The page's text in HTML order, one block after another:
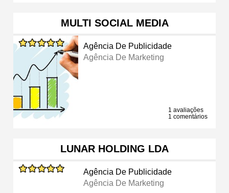
MULTI SOCIAL MEDIA
Agência De Publicidade
Agência De Marketing
1 avaliações
1 comentários
LUNAR HOLDING LDA
Agência De Publicidade
Agência De Marketing